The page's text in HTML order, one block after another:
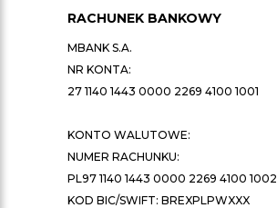
RACHUNEK BANKOWY
MBANK S.A.
NR KONTA:
27 1140 1443 0000 2269 4100 1001
KONTO WALUTOWE:
NUMER RACHUNKU:
PL97 1140 1443 0000 2269 4100 1002
KOD BIC/SWIFT: BREXPLPWXXX